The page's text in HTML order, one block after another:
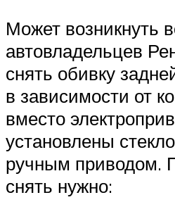
Может возникнуть
автовладельцев
снять обивку
в зависимости от
вместо
установлены
ручным приводом.
снять нужно: